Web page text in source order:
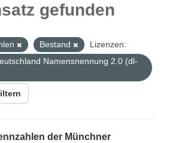
gefunden
Bestand
Lizenzen:
Namensnennung 2.0 (dl-
der Münchner